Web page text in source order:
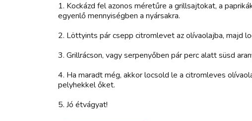
1. Kockázd fel azonos méretűre a grillsajtokat, a
egyenlő mennyiségben a nyársakra.
2. Löttyints pár csepp citromlevet az olívaolajba, majd
3. Grillrácson, vagy serpenyőben pár perc alatt süsd
4. Ha maradt még, akkor locsold le a citromleves
pelyhekkel őket.
5. Jó étvágyat!